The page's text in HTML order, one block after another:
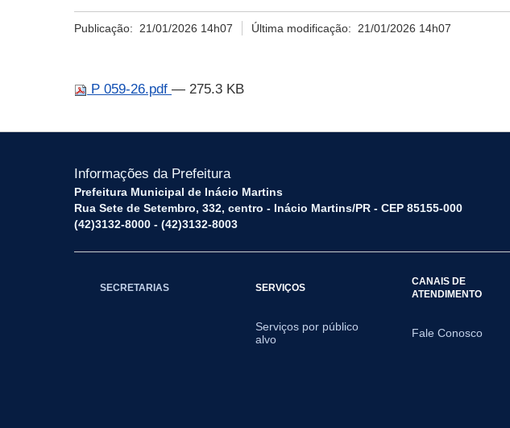
Publicação: 21/01/2026 14h07 Última modificação: 21/01/2026 14h07
P 059-26.pdf — 275.3 KB
Informações da Prefeitura
Prefeitura Municipal de Inácio Martins
Rua Sete de Setembro, 332, centro - Inácio Martins/PR - CEP 85155-000
(42)3132-8000 - (42)3132-8003
SECRETARIAS SERVIÇOS
Serviços por público
alvo
CANAIS DE
ATENDIMENTO
Fale Conosco